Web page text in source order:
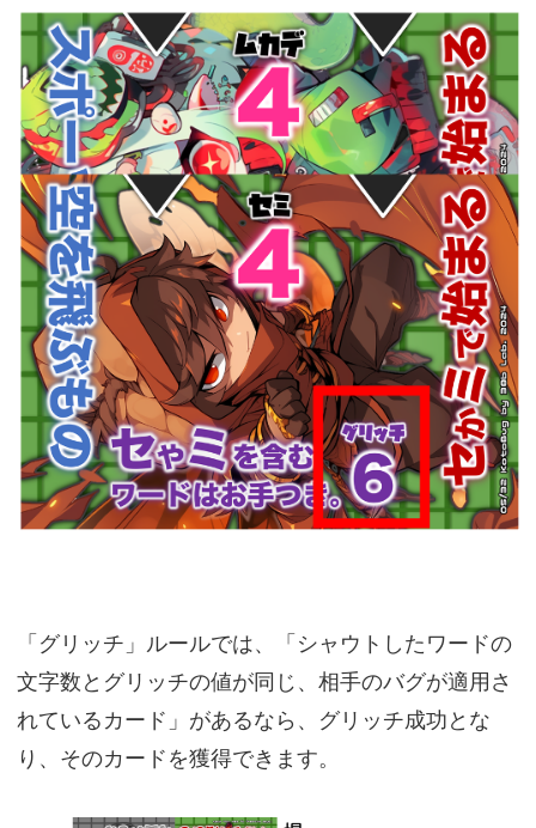
「グリッチ」ルールでは、「シャウトしたワードの
文字数とグリッチの値が同じ、相手のバグが適用さ
れているカード」があるなら、グリッチ成功とな
り、そのカードを獲得できます。